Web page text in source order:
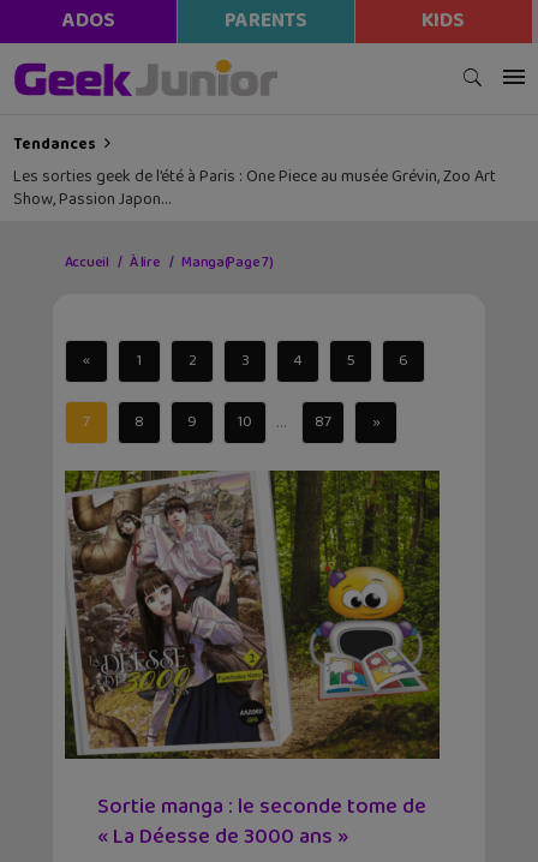
ADOS PARENTS KIDS
Tendances
Les sorties geek de l’été à Paris : One Piece au musée Grévin, Zoo Art
Show, Passion Japon…
Accueil À lire Manga(Page 7)
« 1 2 3 4 5 6
7 8 9 10 ... 87 »
Sortie manga : le seconde tome de
« La Déesse de 3000 ans »